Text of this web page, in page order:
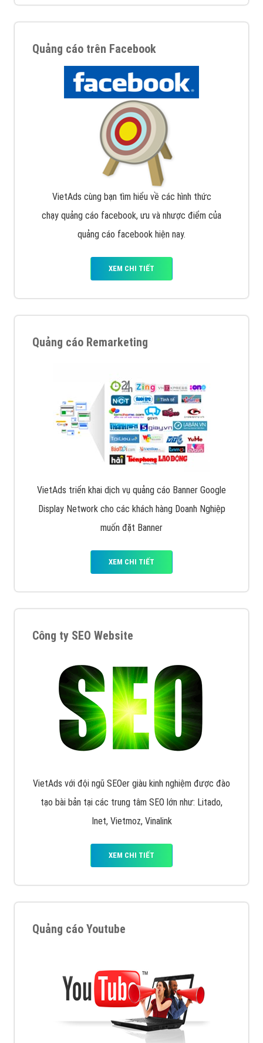
Quảng cáo trên Facebook
VietAds cùng bạn tìm hiểu về các hình thức
chạy quảng cáo facebook, ưu và nhược điểm của
quảng cáo facebook hiện nay.
XEM CHI TIẾT
Quảng cáo Remarketing
VietAds triển khai dịch vụ quảng cáo Banner Google
Display Network cho các khách hàng Doanh Nghiệp
muốn đặt Banner
XEM CHI TIẾT
Công ty SEO Website
VietAds với đội ngũ SEOer giàu kinh nghiệm được đào
tạo bài bản tại các trung tâm SEO lớn như: Litado,
Inet, Vietmoz, Vinalink
XEM CHI TIẾT
Quảng cáo Youtube